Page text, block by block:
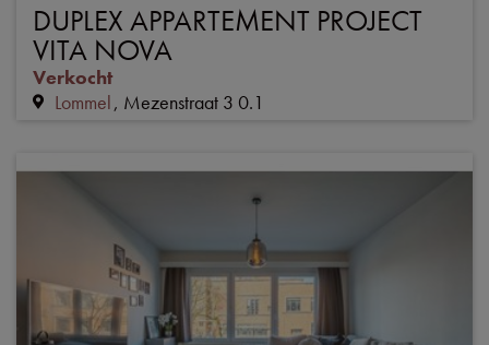
DUPLEX APPARTEMENT PROJECT
VITA NOVA
Verkocht
Lommel Mezenstraat 3 0.1